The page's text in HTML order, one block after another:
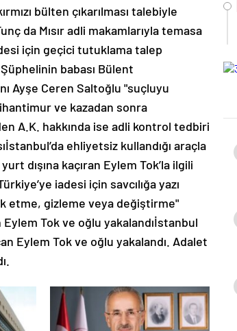
bülten çıkarılması talebiyle
da Mısır adli makamlarıyla temasa
için geçici tutuklama talep
babası Bülent
Ayşe Ceren Saltoğlu "suçluyu
ve kazadan sonra
A.K. hakkında ise adli kontrol tedbiri
ehliyetsiz kullandığı araçla
dışına kaçıran Eylem Tok’la ilgili
iadesi için savcılığa yazı
etme, gizleme veya değiştirme"
Eylem Tok ve oğlu yakalandıİstanbul
Eylem Tok ve oğlu yakalandı. Adalet